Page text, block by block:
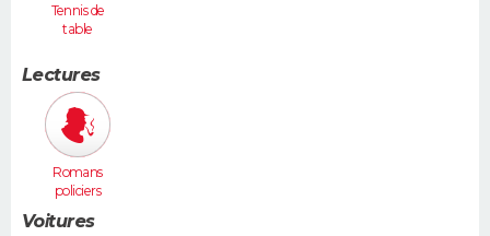
Tennis de
table
Lectures
Romans
policiers
Voitures